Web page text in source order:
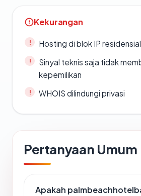
Kekurangan
Hosting di blok IP
Sinyal teknis saja tidak
kepemilikan
WHOIS dilindungi privasi
Pertanyaan Umum
Apakah